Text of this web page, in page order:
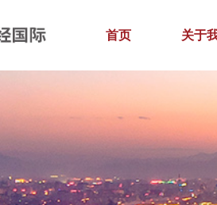
首页 关于